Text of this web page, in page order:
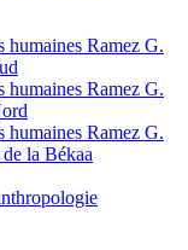
humaines Ramez G.
humaines Ramez G.
humaines Ramez G.
la Békaa